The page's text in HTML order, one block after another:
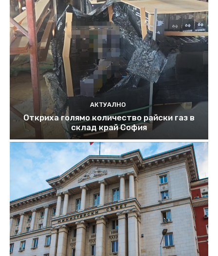
АКТУАЛНО
Откриха голямо количество райски газ в
склад край София